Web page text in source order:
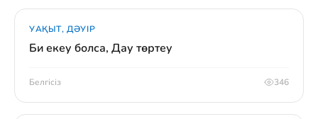
УАҚЫТ, ДӘУІР
Би екеу болса, Дау төртеу
Белгісіз 346